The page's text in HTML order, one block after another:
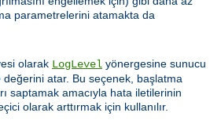
parametrelerini atamakta da
olarak LogLevel yönergesine sunucu
değerini atar. Bu seçenek, başlatma
saptamak amacıyla hata iletilerinin
olarak arttırmak için kullanılır.